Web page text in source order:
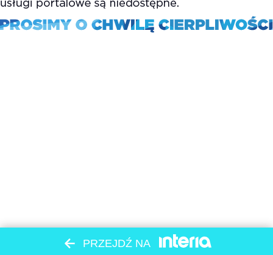
PRZEJDŹ NA